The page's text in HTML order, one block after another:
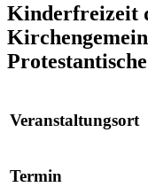
Kinderfreizeit
Veranstaltungsort
Termin